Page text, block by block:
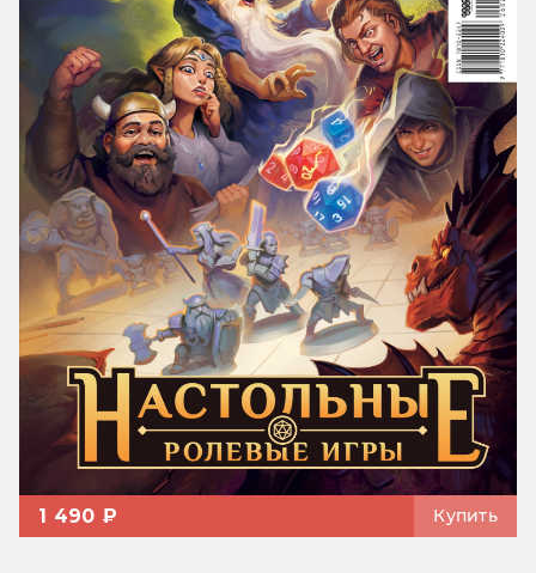
1 490 ₽ Купить